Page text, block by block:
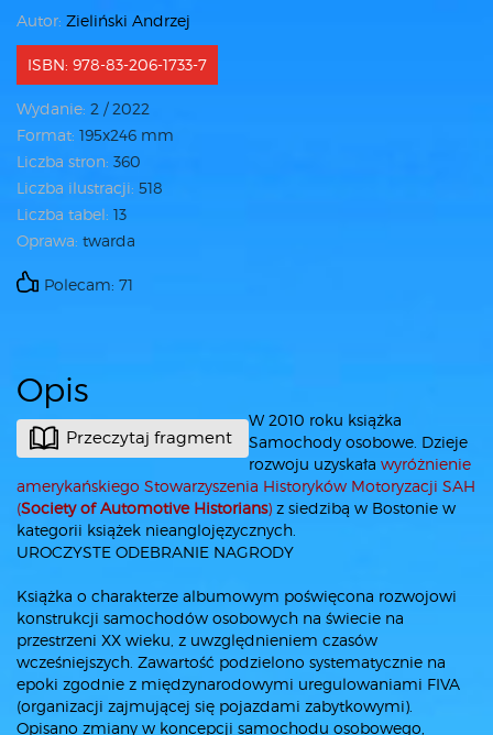
Autor: Zieliński Andrzej
ISBN: 978-83-206-1733-7
Wydanie: 2 / 2022
Format: 195x246 mm
Liczba stron: 360
Liczba ilustracji: 518
Liczba tabel: 13
Oprawa: twarda
Polecam: 71
Opis
Przeczytaj fragment
W 2010 roku książka
Samochody osobowe. Dzieje
rozwoju uzyskała wyróżnienie
amerykańskiego Stowarzyszenia Historyków Motoryzacji SAH
(Society of Automotive Historians) z siedzibą w Bostonie w
kategorii książek nieanglojęzycznych.
UROCZYSTE ODEBRANIE NAGRODY
Książka o charakterze albumowym poświęcona rozwojowi
konstrukcji samochodów osobowych na świecie na
przestrzeni XX wieku, z uwzględnieniem czasów
wcześniejszych. Zawartość podzielono systematycznie na
epoki zgodnie z międzynarodowymi uregulowaniami FIVA
(organizacji zajmującej się pojazdami zabytkowymi).
Opisano zmiany w koncepcji samochodu osobowego,